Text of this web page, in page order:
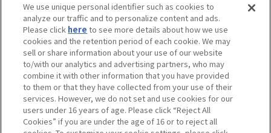
採用情報
サステナビリティ
お問い合わせ
ウェブサイトご利用条件 ソーシャルメディアポリシー
個人情報及び特定個人情報等の取り扱いに関する保護方針
We use unique personal identifier such as cookies to
analyze our traffic and to personalize content and ads.
Please click here to see more details about how we use
cookies and the retention period of each cookie. We may
sell or share information about your use of our website
to/with our analytics and advertising partners, who may
combine it with other information that you have provided
to them or that they have collected from your use of their
services. However, we do not set and use cookies for our
users under 16 years of age. Please click “Reject All
Cookies” if you are under the age of 16 or to reject all